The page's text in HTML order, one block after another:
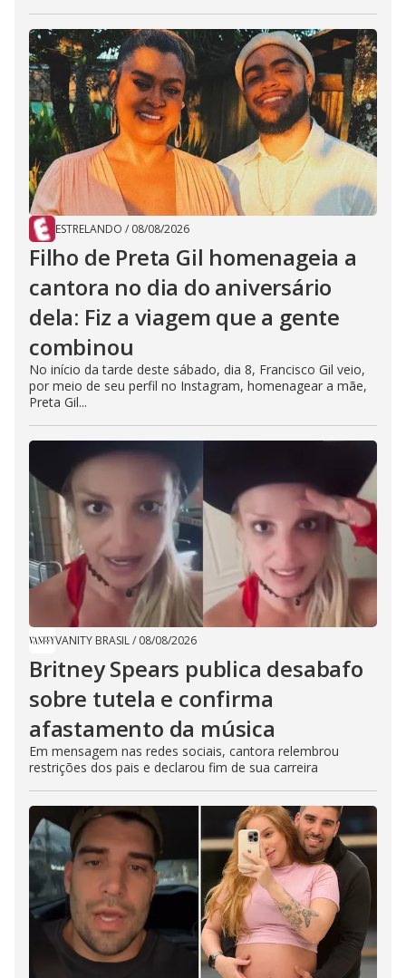
ESTRELANDO / 08/08/2026
Filho de Preta Gil homenageia a
cantora no dia do aniversário
dela: Fiz a viagem que a gente
combinou
No início da tarde deste sábado, dia 8, Francisco Gil veio,
por meio de seu perfil no Instagram, homenagear a mãe,
Preta Gil...
VANITY BRASIL/ 08/08/2026
Britney Spears publica desabafo
sobre tutela e confirma
afastamento da música
Em mensagem nas redes sociais, cantora relembrou
restrições dos pais e declarou fim de sua carreira